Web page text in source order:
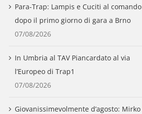
Para-Trap: Lampis e Cuciti al comando
dopo il primo giorno di gara a Brno
07/08/2026
In Umbria al TAV Piancardato al via
l’Europeo di Trap1
07/08/2026
Giovanissimevolmente d’agosto: Mirko